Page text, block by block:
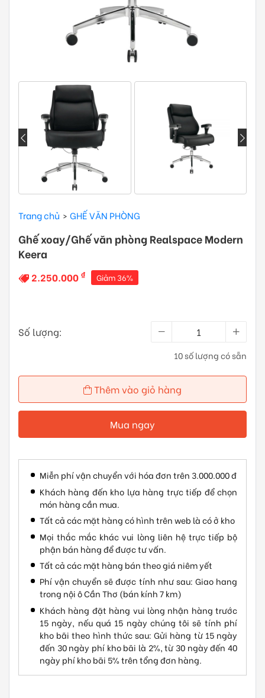
Trang chủ GHẾ VĂN PHÒNG
Ghế xoay/Ghế văn phòng Realspace Modern
Keera
2.250.000 ₫ Giảm 36%
Số lượng:
10 số lượng có sẵn
Thêm vào giỏ hàng
Mua ngay
Miễn phí vận chuyển với hóa đơn trên 3.000.000 đ
Khách hàng đến kho lựa hàng trực tiếp để chọn
món hàng cần mua.
Tất cả các mặt hàng có hình trên web là có ở kho
Mọi thắc mắc khác vui lòng liên hệ trực tiếp bộ
phận bán hàng để được tư vấn.
Tất cả các mặt hàng bán theo giá niêm yết
Phí vận chuyển sẽ được tính như sau: Giao hang
trong nội ô Cần Thơ (bán kính 7 km)
Khách hàng đặt hàng vui lòng nhận hàng trước
15 ngày, nếu quá 15 ngày chúng tôi sẽ tính phí
kho bãi theo hình thức sau: Gửi hàng từ 15 ngày
đến 30 ngày phí kho bãi là 2%, từ 30 ngày đến 40
ngày phí kho bãi 5% trên tổng đơn hàng.